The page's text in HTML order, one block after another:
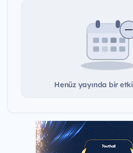
Henüz yayında bir